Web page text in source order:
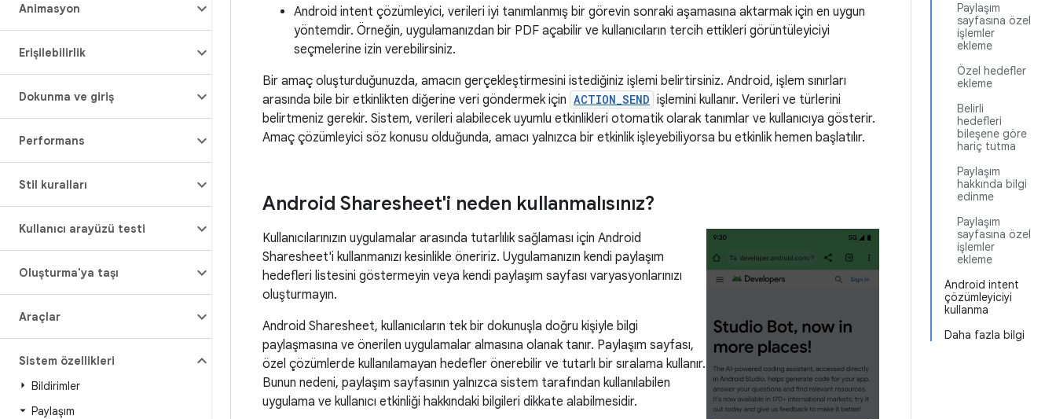
Animasyon
Erişilebilirlik
Dokunma ve giriş
Performans
Stil kuralları
Kullanıcı arayüzü testi
Oluşturma'ya taşı
Araçlar
Sistem özellikleri
Bildirimler
Paylaşım
Paylaşım
sayfasına özel
işlemler
ekleme
Özel hedefler
ekleme
Belirli
hedefleri
bileşene göre
hariç tutma
Paylaşım
hakkında bilgi
edinme
Paylaşım
sayfasına özel
işlemler
ekleme
Android intent
çözümleyiciyi
kullanma
Daha fazla bilgi
Android intent çözümleyici, verileri iyi tanımlanmış bir görevin sonraki aşamasına aktarmak için en uygun
yöntemdir. Örneğin, uygulamanızdan bir PDF açabilir ve kullanıcıların tercih ettikleri görüntüleyiciyi
seçmelerine izin verebilirsiniz.
Bir amaç oluşturduğunuzda, amacın gerçekleştirmesini istediğiniz işlemi belirtirsiniz. Android, işlem sınırları
arasında bile bir etkinlikten diğerine veri göndermek için ACTION_SEND işlemini kullanır. Verileri ve türlerini
belirtmeniz gerekir. Sistem, verileri alabilecek uyumlu etkinlikleri otomatik olarak tanımlar ve kullanıcıya gösterir.
Amaç çözümleyici söz konusu olduğunda, amacı yalnızca bir etkinlik işleyebiliyorsa bu etkinlik hemen başlatılır.
Android Sharesheet'i neden kullanmalısınız?
Kullanıcılarınızın uygulamalar arasında tutarlılık sağlaması için Android
Sharesheet'i kullanmanızı kesinlikle öneririz. Uygulamanızın kendi paylaşım
hedefleri listesini göstermeyin veya kendi paylaşım sayfası varyasyonlarınızı
oluşturmayın.
Android Sharesheet, kullanıcıların tek bir dokunuşla doğru kişiyle bilgi
paylaşmasına ve önerilen uygulamalar almasına olanak tanır. Paylaşım sayfası,
özel çözümlerde kullanılamayan hedefler önerebilir ve tutarlı bir sıralama kullanır.
Bunun nedeni, paylaşım sayfasının yalnızca sistem tarafından kullanılabilen
uygulama ve kullanıcı etkinliği hakkındaki bilgileri dikkate alabilmesidir.